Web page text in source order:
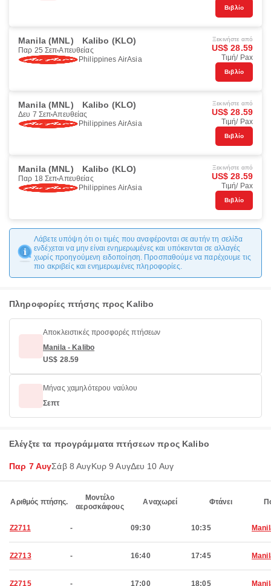
Βιβλίο
Manila (MNL) Kalibo (KLO)
Παρ 25 Σεπ Απευθείας
Philippines AirAsia
Ξεκινήστε από
US$ 28.59
Τιμή/ Pax
Βιβλίο
Manila (MNL) Kalibo (KLO)
Δευ 7 Σεπ Απευθείας
Philippines AirAsia
Ξεκινήστε από
US$ 28.59
Τιμή/ Pax
Βιβλίο
Manila (MNL) Kalibo (KLO)
Παρ 18 Σεπ Απευθείας
Philippines AirAsia
Ξεκινήστε από
US$ 28.59
Τιμή/ Pax
Βιβλίο
Λάβετε υπόψη ότι οι τιμές που αναφέρονται σε αυτήν τη σελίδα
ενδέχεται να μην είναι ενημερωμένες και υπόκεινται σε αλλαγές
χωρίς προηγούμενη ειδοποίηση. Προσπαθούμε να παρέχουμε τις
πιο ακριβείς και ενημερωμένες πληροφορίες.
Πληροφορίες πτήσης προς Kalibo
Αποκλειστικές προσφορές πτήσεων
Manila - Kalibo
US$ 28.59
Μήνας χαμηλότερου ναύλου
Σεπτ
Ελέγξτε τα προγράμματα πτήσεων προς Kalibo
Παρ 7 ΑυγΣάβ 8 ΑυγΚυρ 9 ΑυγΔευ 10 Αυγ
Αριθμός πτήσης.
Μοντέλο
αεροσκάφους
Αναχωρεί Φτάνει
Z2711 - 09:30 10:35
Z2713 - 16:40 17:45
Z2715 - 17:00 18:05